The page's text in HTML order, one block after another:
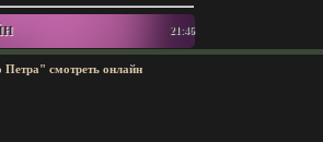
21:46
смотреть онлайн